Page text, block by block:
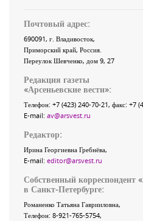
Почтовый адрес:
690091, г. Владивосток,
Приморский край, Россия.
Переулок Шевченко, дом 9, 27
Редакция газеты
«Арсеньевские вести»:
Телефон: +7 (423) 240-70-21, факс: +7
E-mail: av@arsvest.ru
Редактор:
Ирина Георгиевна Гребнёва,
E-mail: editor@arsvest.ru
Собственный корреспондент
в Санкт-Петербурге:
Романенко Татьяна Гаврииловна,
Телефон: 8-921-765-5754,